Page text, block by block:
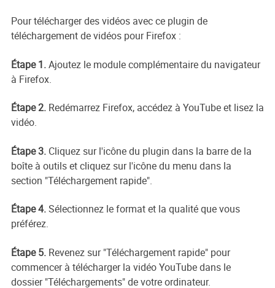
Pour télécharger des vidéos avec ce plugin de
téléchargement de vidéos pour Firefox :
Étape 1.Ajoutez le module complémentaire du navigateur
à Firefox.
Étape 2.Redémarrez Firefox, accédez à YouTube et lisez la
vidéo.
Étape 3.Cliquez sur l'icône du plugin dans la barre de la
boîte à outils et cliquez sur l'icône du menu dans la
section "Téléchargement rapide".
Étape 4.Sélectionnez le format et la qualité que vous
préférez.
Étape 5.Revenez sur "Téléchargement rapide" pour
commencer à télécharger la vidéo YouTube dans le
dossier "Téléchargements" de votre ordinateur.